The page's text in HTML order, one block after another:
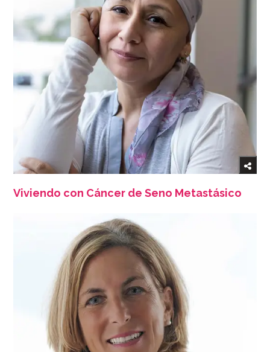
Viviendo con Cáncer de Seno Metastásico